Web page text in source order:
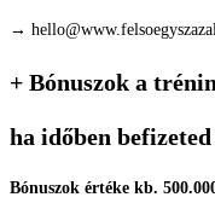
→
+ Bónuszok a
ha időben
Bónuszok értéke kb.